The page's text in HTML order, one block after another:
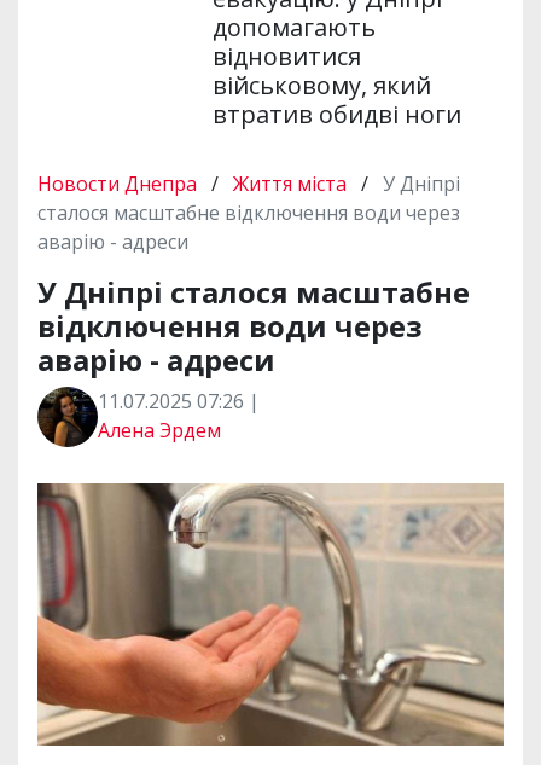
допомагають
відновитися
військовому, який
втратив обидві ноги
Новости Днепра / Життя міста / У Дніпрі
сталося масштабне відключення води через
аварію - адреси
У Дніпрі сталося масштабне
відключення води через
аварію - адреси
11.07.2025 07:26 |
Алена Эрдем